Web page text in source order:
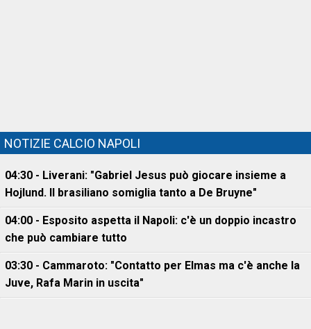
NOTIZIE CALCIO NAPOLI
04:30 - Liverani: "Gabriel Jesus può giocare insieme a
Hojlund. Il brasiliano somiglia tanto a De Bruyne"
04:00 - Esposito aspetta il Napoli: c'è un doppio incastro
che può cambiare tutto
03:30 - Cammaroto: "Contatto per Elmas ma c'è anche la
Juve, Rafa Marin in uscita"